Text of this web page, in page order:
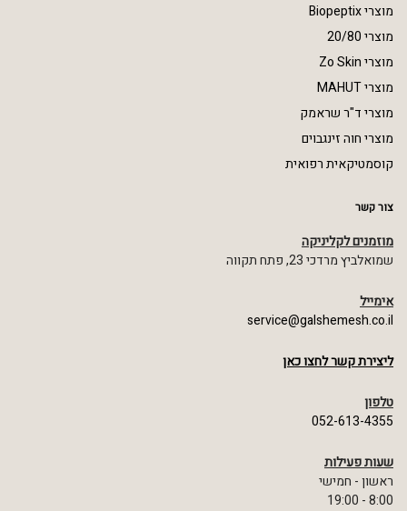
מוצרי Biopeptix
מוצרי 20/80
מוצרי Zo Skin
מוצרי MAHUT
מוצרי ד"ר שראמק
מוצרי חוה זינגבוים
קוסמטיקאית רפואית
צור קשר
מוזמנים לקליניקה
שמואלביץ מרדכי 23, פתח תקווה
אימייל
service@galshemesh.co.il
ליצירת קשר לחצו כאן
טלפון
052-613-4355
שעות פעילות
ראשון - חמישי
8:00 - 19:00